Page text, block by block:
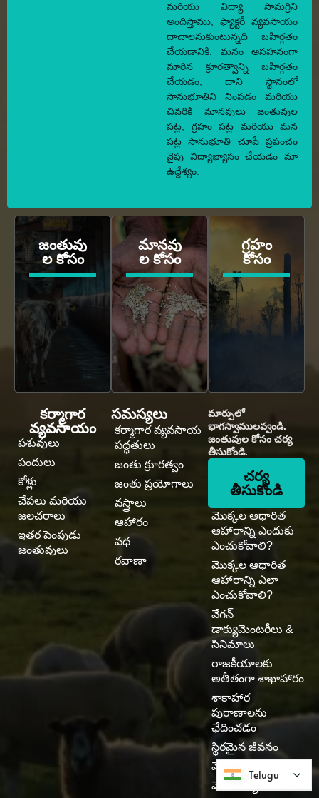
మరియు విద్యా సామగ్రిని
అందిస్తాము, ఫ్యాక్టరీ వ్యవసాయం
దాచాలనుకుంటున్నది బహిర్గతం
చేయడానికి. మనం అసహనంగా
మారిన క్రూరత్వాన్ని బహిర్గతం
చేయడం, దాని స్థానంలో
సానుభూతిని నింపడం మరియు
చివరికి మానవులు జంతువుల
పట్ల, గ్రహం పట్ల మరియు మన
పట్ల సానుభూతి చూపే ప్రపంచం
వైపు విద్యాభ్యాసం చేయడం మా
ఉద్దేశ్యం.
జంతువు
ల కోసం
మానవు
ల కోసం
గ్రహం
కోసం
కర్మాగార
వ్యవసాయం
పశువులు
పందులు
కోళ్లు
చేపలు మరియు
జలచరాలు
ఇతర పెంపుడు
జంతువులు
సమస్యలు
కర్మాగార వ్యవసాయ
పద్ధతులు
జంతు క్రూరత్వం
జంతు ప్రయోగాలు
వస్త్రాలు
ఆహారం
వధ
రవాణా
మార్పులో
భాగస్వాములవ్వండి.
జంతువుల కోసం చర్య
తీసుకోండి.
చర్య
తీసుకోండి
మొక్కల ఆధారిత
ఆహారాన్ని ఎందుకు
ఎంచుకోవాలి?
మొక్కల ఆధారిత
ఆహారాన్ని ఎలా
ఎంచుకోవాలి?
వేగన్
డాక్యుమెంటరీలు &
సినిమాలు
రాజకీయాలకు
అతీతంగా శాఖాహారం
శాకాహార
పురాణాలను
ఛేదించడం
స్థిరమైన జీవనం
వేగన్ అథ్లెట్లు
వేగన్ బ్యూటీ
Telugu
Telugu